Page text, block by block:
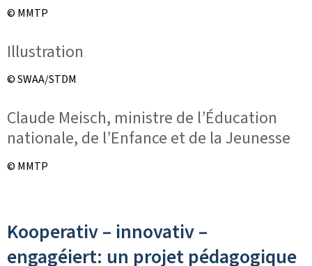
© MMTP
Illustration
© SWAA/STDM
Claude Meisch, ministre de l’Éducation
nationale, de l’Enfance et de la Jeunesse
© MMTP
Kooperativ – innovativ –
engagéiert: un projet pédagogique